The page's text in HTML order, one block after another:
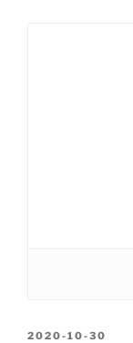
POSTED
2020-10-30